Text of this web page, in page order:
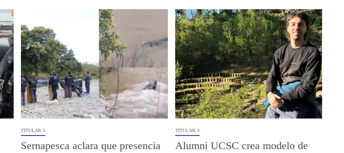
TITULAR 3
Sernapesca aclara que presencia
TITULAR 3
Alumni UCSC crea modelo de